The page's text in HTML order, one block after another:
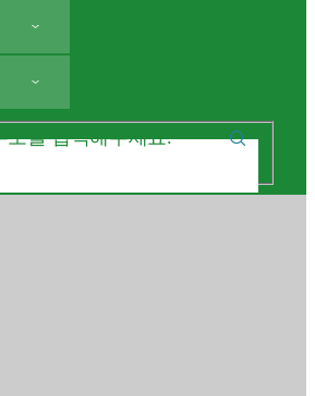
소를 입력해주세요.